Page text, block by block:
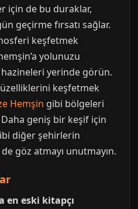
için de bu duraklar,
geçirme fırsatı sağlar.
keşfetmek
yolunuzu
yerinde görün.
keşfetmek
Hemşin gibi bölgeleri
geniş bir keşif için
diğer şehirlerin
göz atmayı unutmayın.
en eski kitapçı